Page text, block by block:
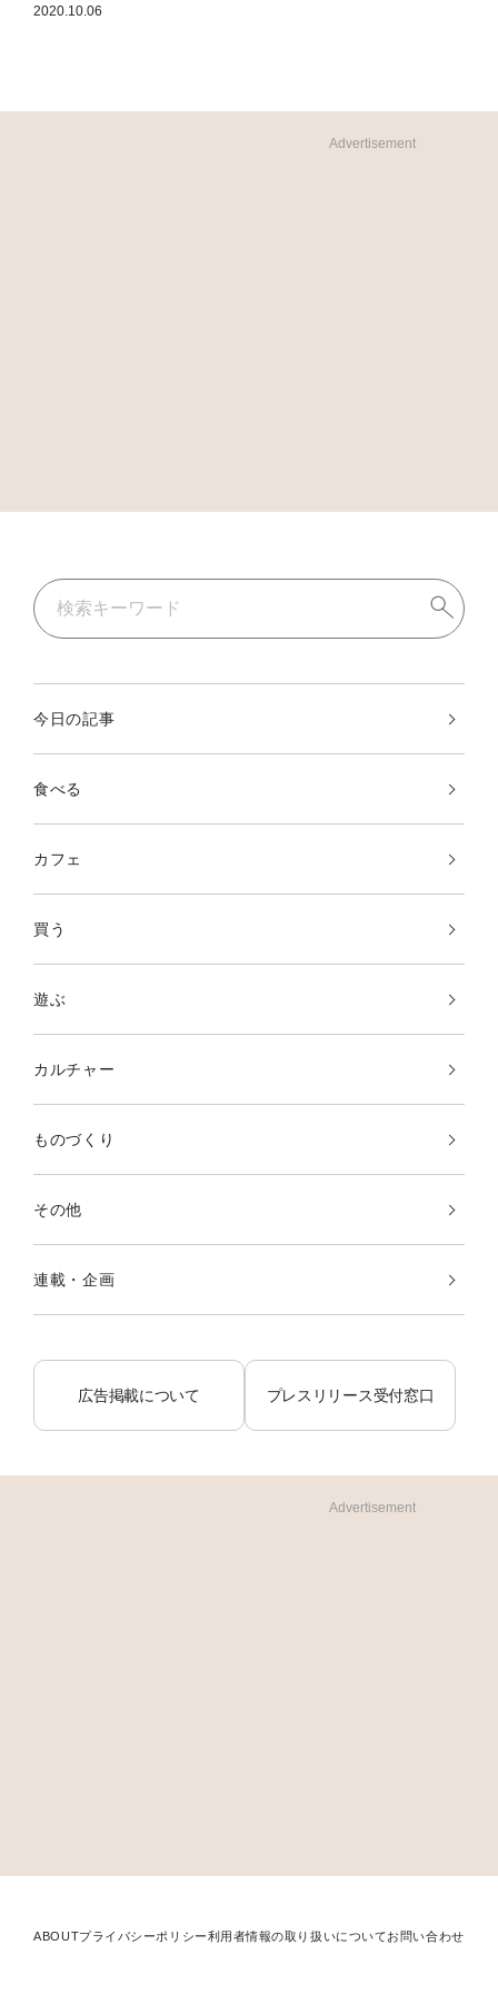
2020.10.06
Advertisement
今日の記事
食べる
カフェ
買う
遊ぶ
カルチャー
ものづくり
その他
連載・企画
広告掲載について プレスリリース受付窓口
Advertisement
ABOUTプライバシーポリシー利用者情報の取り扱いについてお問い合わせ